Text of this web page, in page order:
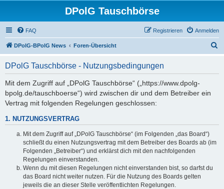
DPolG Tauschbörse
FAQ Anmelden
Registrieren
DPolG-BPolG News Foren-Übersicht
DPolG Tauschbörse - Nutzungsbedingungen
Mit dem Zugriff auf „DPolG Tauschbörse“ („https://www.dpolg-
bpolg.de/tauschboerse“) wird zwischen dir und dem Betreiber ein
Vertrag mit folgenden Regelungen geschlossen:
1. NUTZUNGSVERTRAG
Mit dem Zugriff auf „DPolG Tauschbörse“ (im Folgenden „das Board“)
schließt du einen Nutzungsvertrag mit dem Betreiber des Boards ab (im
Folgenden „Betreiber“) und erklärst dich mit den nachfolgenden
Regelungen einverstanden.
Wenn du mit diesen Regelungen nicht einverstanden bist, so darfst du
das Board nicht weiter nutzen. Für die Nutzung des Boards gelten
jeweils die an dieser Stelle veröffentlichten Regelungen.